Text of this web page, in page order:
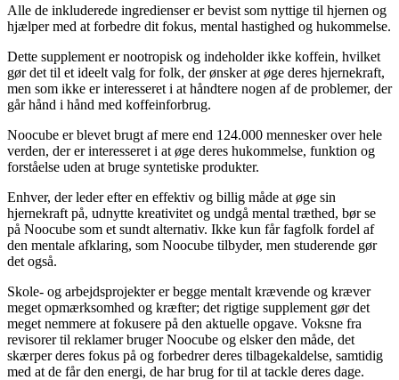
Alle de inkluderede ingredienser er bevist som nyttige til hjernen og
hjælper med at forbedre dit fokus, mental hastighed og hukommelse.
Dette supplement er nootropisk og indeholder ikke koffein, hvilket
gør det til et ideelt valg for folk, der ønsker at øge deres hjernekraft,
men som ikke er interesseret i at håndtere nogen af ​​de problemer, der
går hånd i hånd med koffeinforbrug.
Noocube er blevet brugt af mere end 124.000 mennesker over hele
verden, der er interesseret i at øge deres hukommelse, funktion og
forståelse uden at bruge syntetiske produkter.
Enhver, der leder efter en effektiv og billig måde at øge sin
hjernekraft på, udnytte kreativitet og undgå mental træthed, bør se
på Noocube som et sundt alternativ. Ikke kun får fagfolk fordel af
den mentale afklaring, som Noocube tilbyder, men studerende gør
det også.
Skole- og arbejdsprojekter er begge mentalt krævende og kræver
meget opmærksomhed og kræfter; det rigtige supplement gør det
meget nemmere at fokusere på den aktuelle opgave. Voksne fra
revisorer til reklamer bruger Noocube og elsker den måde, det
skærper deres fokus på og forbedrer deres tilbagekaldelse, samtidig
med at de får den energi, de har brug for til at tackle deres dage.